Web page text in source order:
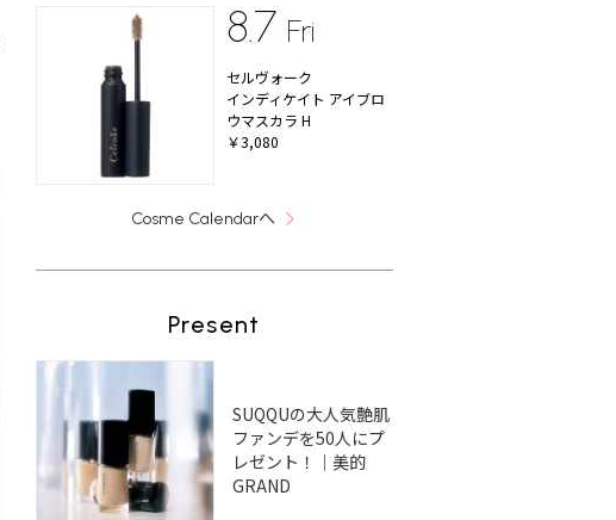
8.7 Fri
セルヴォーク
インディケイト アイブロ
ウマスカラ H
￥3,080
Cosme Calendarへ
Present
SUQQUの大人気艶肌
ファンデを50人にプ
レゼント！｜美的
GRAND